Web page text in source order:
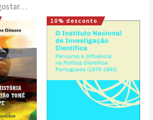
€.
10% desconto
O
preço
original
era:
16,00 €.
O
preço
atual
é:
14,40 €.